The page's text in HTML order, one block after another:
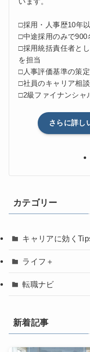
□採用・人事歴10年
□中途採用のみで900
□採用統括責任者と
を担当
□人事評価基準の策
□社員のキャリア相
□2級ファイナンシャ
さらに詳し
カテゴリー
キャリアに効く
ライフ＋
転職ナビ
新着記事